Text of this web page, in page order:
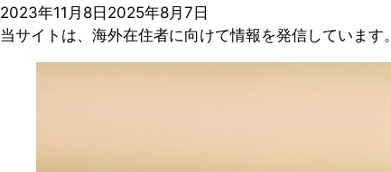
2023年11月8日 2025年8月7日
当サイトは、海外在住者に向けて情報を発信しています。